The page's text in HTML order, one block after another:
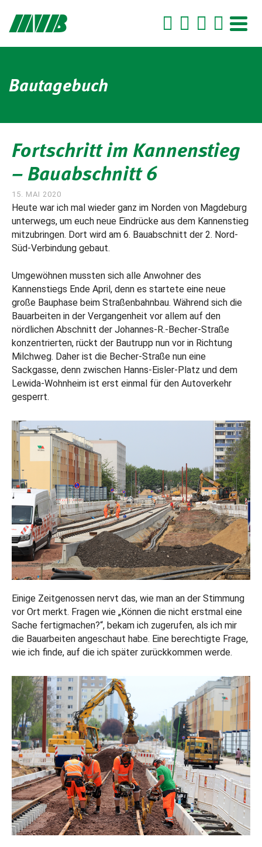
Bautagebuch
Fortschritt im Kannenstieg
– Bauabschnitt 6
15. MAI 2020
Heute war ich mal wieder ganz im Norden von Magdeburg
unterwegs, um euch neue Eindrücke aus dem Kannenstieg
mitzubringen. Dort wird am 6. Bauabschnitt der 2. Nord-
Süd-Verbindung gebaut.
Umgewöhnen mussten sich alle Anwohner des
Kannenstiegs Ende April, denn es startete eine neue
große Bauphase beim Straßenbahnbau. Während sich die
Bauarbeiten in der Vergangenheit vor allem auf den
nördlichen Abschnitt der Johannes-R.-Becher-Straße
konzentrierten, rückt der Bautrupp nun vor in Richtung
Milchweg. Daher ist die Becher-Straße nun eine
Sackgasse, denn zwischen Hanns-Eisler-Platz und dem
Lewida-Wohnheim ist erst einmal für den Autoverkehr
gesperrt.
Einige Zeitgenossen nervt das, wie man an der Stimmung
vor Ort merkt. Fragen wie „Können die nicht erstmal eine
Sache fertigmachen?“, bekam ich zugerufen, als ich mir
die Bauarbeiten angeschaut habe. Eine berechtigte Frage,
wie ich finde, auf die ich später zurückkommen werde.